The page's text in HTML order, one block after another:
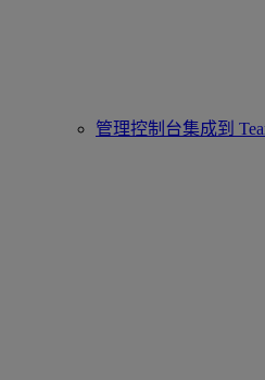
管理控制台集成到